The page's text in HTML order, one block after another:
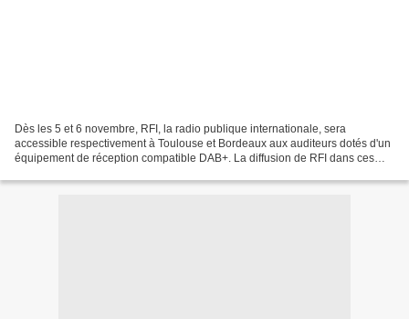
Dès les 5 et 6 novembre, RFI, la radio publique internationale, sera
accessible respectivement à Toulouse et Bordeaux aux auditeurs dotés d'un
équipement de réception compatible DAB+. La diffusion de RFI dans ces